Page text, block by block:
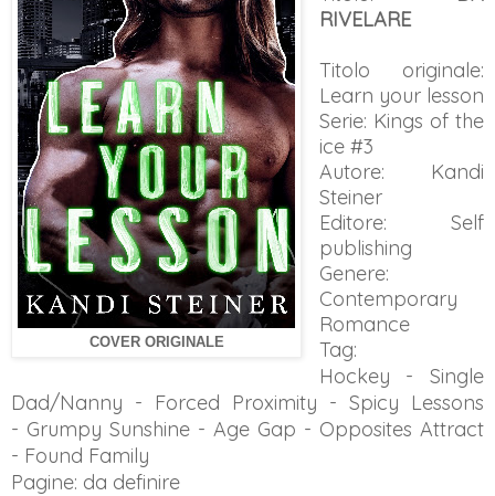
COVER ORIGINALE
RIVELARE
Titolo originale:
Learn your lesson
Serie: Kings of the
ice #3
Autore: Kandi
Steiner
Editore: Self
publishing
Genere:
Contemporary
Romance
Tag:
Hockey - Single
Dad/Nanny - Forced Proximity - Spicy Lessons
- Grumpy Sunshine - Age Gap - Opposites Attract
- Found Family
Pagine: da definire